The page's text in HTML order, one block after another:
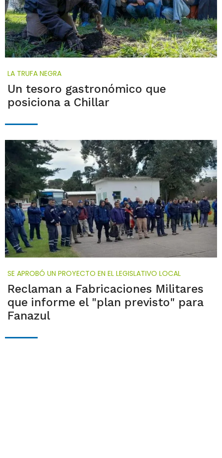
LA TRUFA NEGRA
Un tesoro gastronómico que
posiciona a Chillar
SE APROBÓ UN PROYECTO EN EL LEGISLATIVO LOCAL
Reclaman a Fabricaciones Militares
que informe el "plan previsto" para
Fanazul